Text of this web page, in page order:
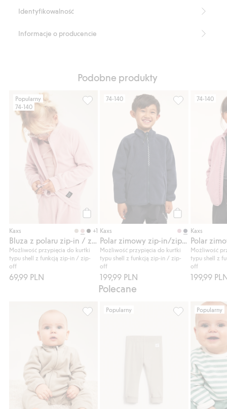
Identyfikowalność
Informacje o producencie
Podobne produkty
Popularny
74-140
Kaxs +1
Możliwość przypięcia do kurtki
typu shell z funkcją zip-in / zip-
off
69,99 PLN
Bluza z polaru zip-in / zip-off Kaxs,
74-140
Kaxs
Możliwość przypięcia do kurtki
typu shell z funkcją zip-in / zip-
off
199,99 PLN
Polar zimowy
74-140
Kaxs
Możliwość
typu shell z
off
199,99
Polecane
Spodnie polarowe, Dodaj do listy
Popularny
Prążkowane
Popularny